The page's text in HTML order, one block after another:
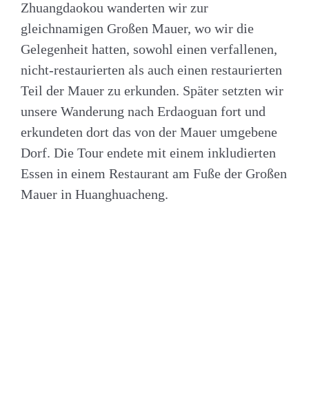
Zhuangdaokou wanderten wir zur
gleichnamigen Großen Mauer, wo wir die
Gelegenheit hatten, sowohl einen verfallenen,
nicht-restaurierten als auch einen restaurierten
Teil der Mauer zu erkunden. Später setzten wir
unsere Wanderung nach Erdaoguan fort und
erkundeten dort das von der Mauer umgebene
Dorf. Die Tour endete mit einem inkludierten
Essen in einem Restaurant am Fuße der Großen
Mauer in Huanghuacheng.